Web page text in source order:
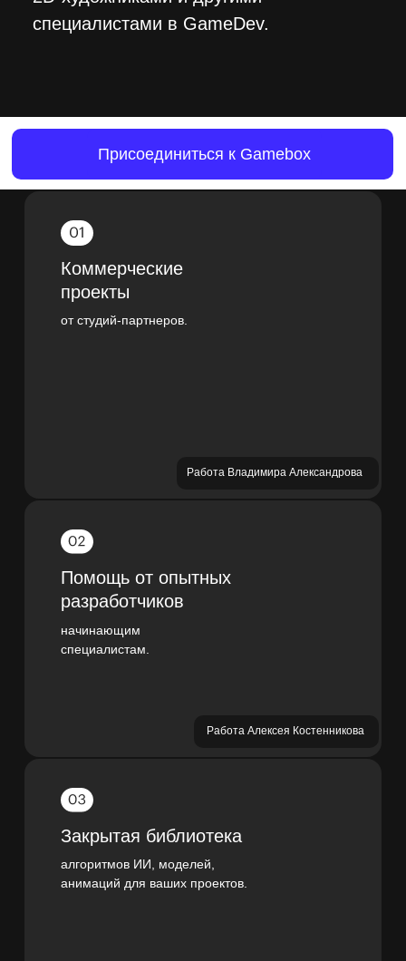
специалистами в GameDev.
Присоединиться к Gamebox
Коммерческие
проекты
от студий-партнеров.
Помощь от опытных
разработчиков
начинающим
специалистам.
Закрытая библиотека
алгоритмов ИИ, моделей,
анимаций для ваших проектов.
Работа Алексея Костенникова
Работа Владимира Александрова